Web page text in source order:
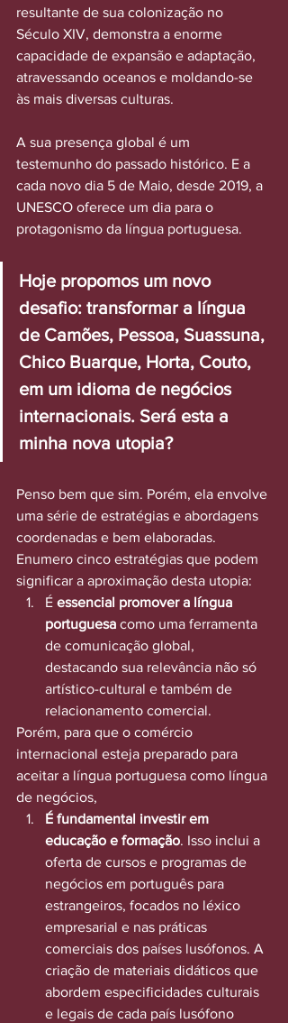
resultante de sua colonização no
Século XIV, demonstra a enorme
capacidade de expansão e adaptação,
atravessando oceanos e moldando-se
às mais diversas culturas.
A sua presença global é um
testemunho do passado histórico. E a
cada novo dia 5 de Maio, desde 2019, a
UNESCO oferece um dia para o
protagonismo da língua portuguesa.
Hoje propomos um novo
desafio: transformar a língua
de Camões, Pessoa, Suassuna,
Chico Buarque, Horta, Couto,
em um idioma de negócios
internacionais. Será esta a
minha nova utopia?
Penso bem que sim. Porém, ela envolve
uma série de estratégias e abordagens
coordenadas e bem elaboradas.
Enumero cinco estratégias que podem
significar a aproximação desta utopia:
É essencial promover a língua
portuguesa como uma ferramenta
de comunicação global,
destacando sua relevância não só
artístico-cultural e também de
relacionamento comercial.
Porém, para que o comércio
internacional esteja preparado para
aceitar a língua portuguesa como língua
de negócios,
É fundamental investir em
educação e formação. Isso inclui a
oferta de cursos e programas de
negócios em português para
estrangeiros, focados no léxico
empresarial e nas práticas
comerciais dos países lusófonos. A
criação de materiais didáticos que
abordem especificidades culturais
e legais de cada país lusófono